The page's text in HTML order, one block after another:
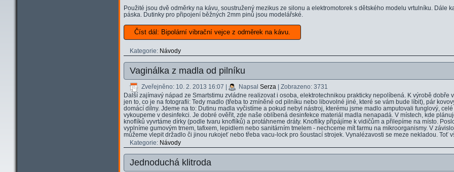
Použité jsou dvě odměrky na kávu, soustružený mezikus ze silonu a elektromotorek s dětského modelu vrtulníku. Dále
páska. Dutinky pro připojení běžných 2mm pinů jsou modelářské.
Číst dál: Bipolární vibrační vejce z odměrek na kávu.
Kategorie: Návody
Vaginálka z madla od pilníku
Zveřejněno: 10. 2. 2013 16:07 Napsal Serza| Zobrazeno: 3731
Další zajímavý nápad ze Smartstimu zvládne realizovat i osoba, elektrotechnikou prakticky nepolíbená. K výrobě dobře
jen to, co je na fotografii: Tedy madlo (třeba to zmíněné od pilníku nebo libovolné jiné, které se vám bude líbit), pár
domácí dílny. Jdeme na to: Dutinu madla vyčistíme a pokud nebyl nástroj, kterému jsme madlo amputovali funglový,
vykoupeme v desinfekci. Je dobré ověřit, zde naše oblíbená desinfekce materiál madla nenapadá. V místech, kde
knoflíků vyvrtáme dírky (podle tvaru knoflíků) a protáhneme dráty. Knoflíky připájíme k vidičům a přilepíme na místo.
vyplníme gumovým trnem, tafixem, lepidlem nebo sanitárním tmelem - nechceme mít farmu na mikroorganismy. V
můžeme vlepit držadlo či jinou rukojeť nebo třeba vacu-lock pro šoustací strojek. Vynalézavosti se meze nekladou. Toť
Kategorie: Návody
Jednoduchá klitroda